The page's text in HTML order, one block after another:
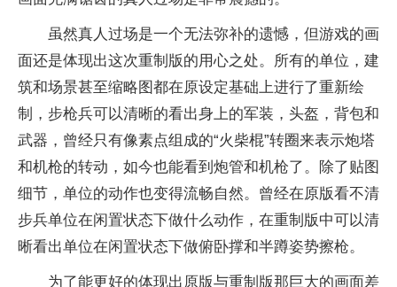
虽然真人过场是一个无法弥补的遗憾，但游戏的画
面还是体现出这次重制版的用心之处。所有的单位，建
筑和场景甚至缩略图都在原设定基础上进行了重新绘
制，步枪兵可以清晰的看出身上的军装，头盔，背包和
武器，曾经只有像素点组成的“火柴棍”转圈来表示炮塔
和机枪的转动，如今也能看到炮管和机枪了。除了贴图
细节，单位的动作也变得流畅自然。曾经在原版看不清
步兵单位在闲置状态下做什么动作，在重制版中可以清
晰看出单位在闲置状态下做俯卧撑和半蹲姿势擦枪。
为了能更好的体现出原版与重制版那巨大的画面差